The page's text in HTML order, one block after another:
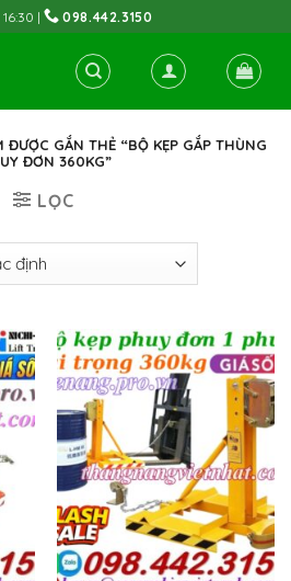
| 098.442.3150
ĐƯỢC GẮN THẺ “BỘ KẸP GẮP THÙNG
ĐƠN 360KG”
LỌC